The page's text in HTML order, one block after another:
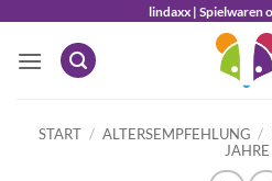
springen
lindaxx | Spielwaren
START / ALTERSEMPFEHLUNG /
JAHRE